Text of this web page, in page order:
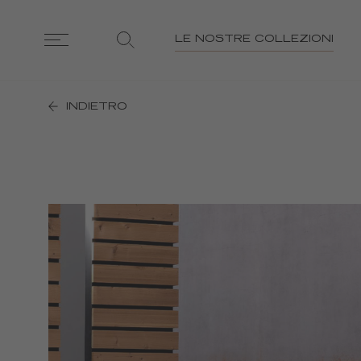
LE NOSTRE COLLEZIONI
INDIETRO